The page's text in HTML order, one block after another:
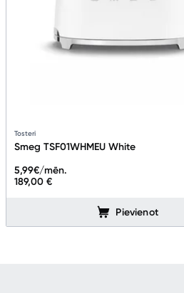
Tosteri
Smeg TSF01WHMEU White
189,00 €
5,99€/mēn.
Pievienot